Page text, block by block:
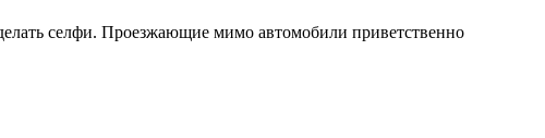
селфи. Проезжающие мимо автомобили приветственно